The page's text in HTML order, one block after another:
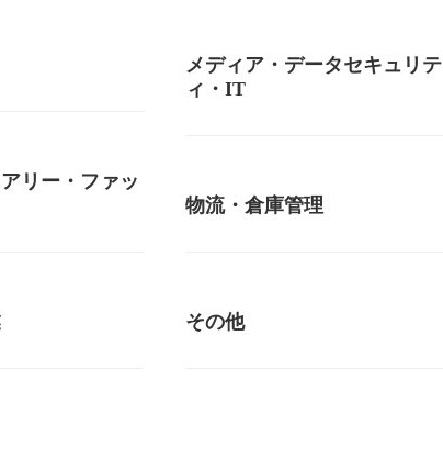
メディア・データセキュリテ
ィ・IT
リー・ファッ
物流・倉庫管理
その他